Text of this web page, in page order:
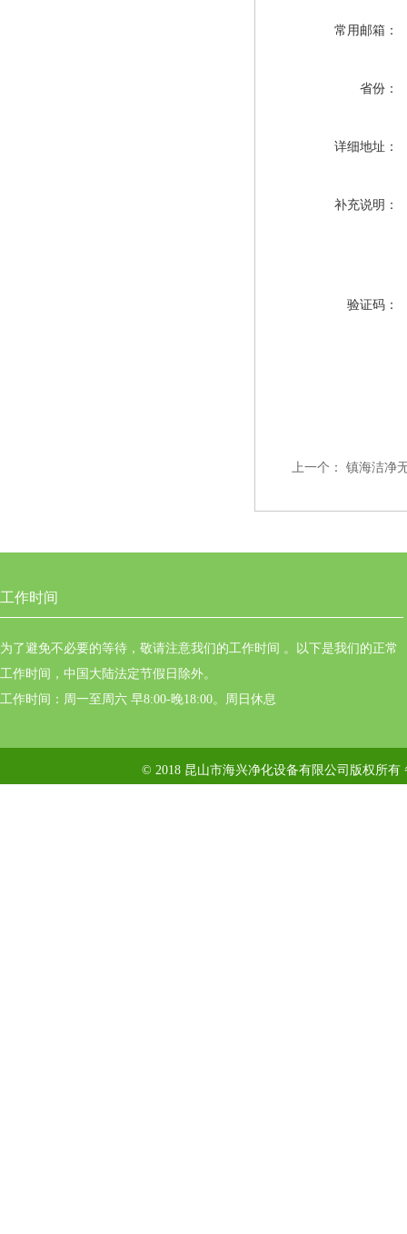
常用邮箱：
省份：
详细地址：
补充说明：
验证码：
上一个： 镇海洁净
工作时间
为了避免不必要的等待，敬请注意我们的工作时间 。以下是我们的正常
工作时间，中国大陆法定节假日除外。
工作时间：周一至周六 早8:00-晚18:00。周日休息
© 2018 昆山市海兴净化设备有限公司版权所有